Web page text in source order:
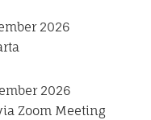
2026
2026
Zoom Meeting